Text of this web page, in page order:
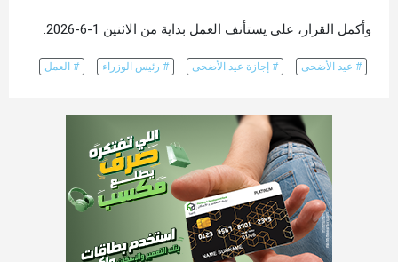
وأكمل القرار، على يستأنف العمل بداية من الاثنين 1-6-2026.
# عيد الأضحى # إجازة عيد الأضحى # رئيس الوزراء # العمل